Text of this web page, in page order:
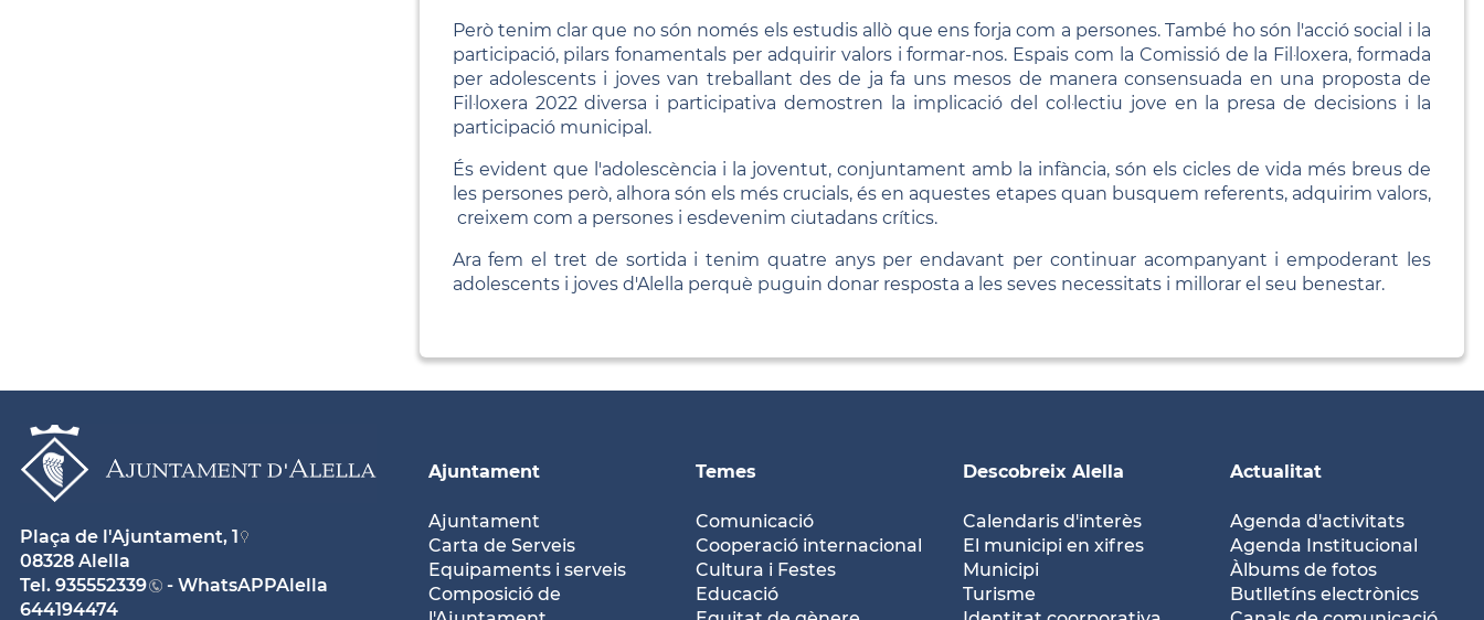
Però tenim clar que no són només els estudis allò que ens forja com a persones. També ho són l'acció social i la
participació, pilars fonamentals per adquirir valors i formar-nos. Espais com la Comissió de la Fil·loxera, formada
per adolescents i joves van treballant des de ja fa uns mesos de manera consensuada en una proposta de
Fil·loxera 2022 diversa i participativa demostren la implicació del col·lectiu jove en la presa de decisions i la
participació municipal.
És evident que l'adolescència i la joventut, conjuntament amb la infància, són els cicles de vida més breus de
les persones però, alhora són els més crucials, és en aquestes etapes quan busquem referents, adquirim valors,
creixem com a persones i esdevenim ciutadans crítics.
Ara fem el tret de sortida i tenim quatre anys per endavant per continuar acompanyant i empoderant les
adolescents i joves d'Alella perquè puguin donar resposta a les seves necessitats i millorar el seu benestar.
Ajuntament
Ajuntament
Carta de Serveis
Equipaments i serveis
Composició de
Temes
Comunicació
Cooperació internacional
Cultura i Festes
Educació
Descobreix Alella
Calendaris d'interès
El municipi en xifres
Municipi
Turisme
Actualitat
Agenda d'activitats
Agenda Institucional
Àlbums de fotos
Butlletíns electrònics
Plaça de l'Ajuntament, 1
08328 Alella
Tel. 935552339
- WhatsAPPAlella
644194474